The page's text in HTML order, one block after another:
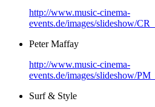
http://www.music-cinema-
events.de/images/slideshow/
Peter Maffay
http://www.music-cinema-
events.de/images/slideshow/
Surf & Style